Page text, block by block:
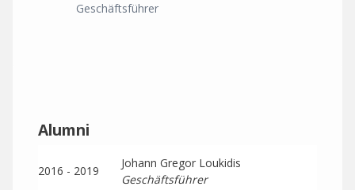
Geschäftsführer
Alumni
2016 - 2019
Johann Gregor Loukidis
Geschäftsführer